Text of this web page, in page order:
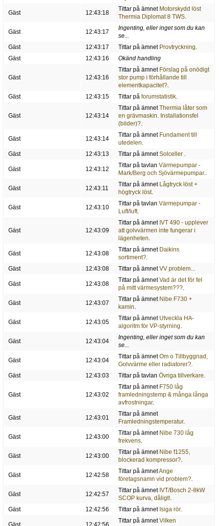
Gäst 12:43:18
Tittar på ämnet Motorskydd löst
Thermia Diplomat 8 TWS.
Gäst 12:43:17
Ingenting, eller inget som du kan
se...
Gäst
12:43:17 Tittar på ämnet Provtryckning.
Gäst
12:43:16 Okänd handling
Gäst 12:43:16
Tittar på ämnet Förslag på onödigt
stor pump i förhållande till
elementkapacitet?.
Gäst
12:43:15 Tittar på forumstatistik.
Gäst 12:43:14
Tittar på ämnetThermia låter som
en grävmaskin. Installationsfel
(bilder)?.
Gäst 12:43:14
Tittar på ämnet Fundament till
utedelen.
Gäst
12:43:13 Tittar på ämnetSolceller .
Gäst 12:43:12
Tittar på tavlan Värmepumpar -
Mark/Berg och Sjövärmepumpar..
Gäst 12:43:11
Tittar på ämnet Lågtryck löst +
högtryck löst.
Gäst 12:43:10
Tittar på tavlan Värmepumpar -
Luft/luft.
Gäst 12:43:09
Tittar på ämnet IVT 490 - upplever
att golvvärmen inte fungerar i
lägenheten.
Gäst 12:43:08
Tittar på ämnet Daikins
sortiment?.
Gäst
12:43:08 Tittar på ämnetVV problem...
Gäst 12:43:08
Tittar på ämnetVad är det för fel
på mitt värmesystem???.
Gäst 12:43:07
Tittar på ämnet Nibe F730 +
kamin.
Gäst 12:43:05
Tittar på ämnet Utveckla HA-
algoritm för VP-styrning.
Gäst 12:43:04
Ingenting, eller inget som du kan
se...
Gäst 12:43:04
Tittar på ämnetOm o Tillbyggnad,
Golvvärme eller radiatorer?.
Gäst
12:43:03 Tittar på tavlan Övriga tillverkare.
Gäst 12:43:02
Tittar på ämnet F750 låg
framledningstemp & många långa
avfrostningar.
Gäst 12:43:01
Tittar på ämnet
Framledningstemperatur.
Gäst 12:43:00
Tittar på ämnet Nibe 730 låg
frekvens.
Gäst 12:43:00
Tittar på ämnet Nibe f1255,
blockerad kompressor?.
Gäst 12:42:58
Tittar på ämnetAnge
företagsnamn vid problem?.
Gäst 12:42:57
Tittar på ämnet IVT/Bosch 2-8kW
SCOP kurva, dåligt!.
Gäst
12:42:56 Tittar på ämnet Isiga rör.
Gäst 12:42:56
Tittar på ämnetVilken